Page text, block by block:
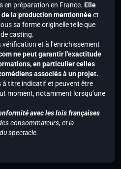
en préparation en France. Elle
de la production mentionnéeet
sa forme originelle telle que
casting.
et à l’enrichissement
ne peut garantir l’exactitude
en particulier celles
associés à un projet.
titre indicatif et peuvent être
moment, notamment lorsqu’une
avec les lois françaises
consommateurs, et la
spectacle.